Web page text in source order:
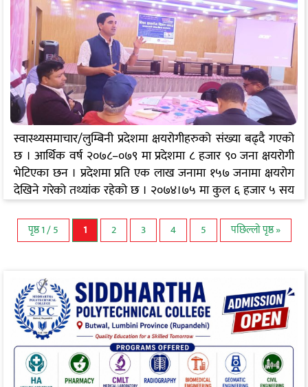
स्वास्थ्यसमाचार/लुम्बिनी प्रदेशमा क्षयरोगीहरुको संख्या बढ्दै गएको
छ । आर्थिक वर्ष २०७८–०७९ मा प्रदेशमा ८ हजार ९० जना क्षयरोगी
भेटिएका छन । प्रदेशमा प्रति एक लाख जनामा १५७ जनामा क्षयरोग
देखिने गरेको तथ्यांक रहेको छ । २०७४।७५ मा कुल ६ हजार ५ सय
८६ जना र प्रति १ लाखमा १३४ जना, २०७५/७६ मा कुल ५ हजार ९
सय ८ड जना र प्रति एक लाखमा १२० जना, २०७६।७७ मा कुल ५
हजार ६ सय ६५ जना र प्रति एक लाखमा ११२ जना क्षयरोगी रहेका
पृष्ठ 1 / 5 1 2 3 4 5 पछिल्लो पृष्ठ »